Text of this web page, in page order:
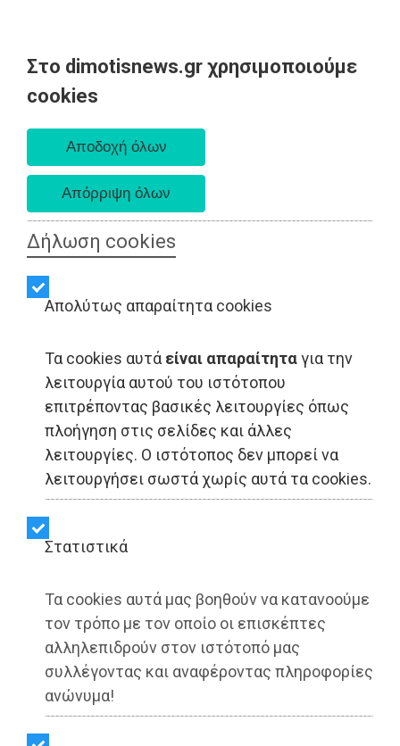
Στο dimotisnews.gr χρησιμοποιούμε
cookies
Δήλωση cookies
Απολύτως απαραίτητα cookies
Τα cookies αυτά είναι απαραίτηταγια την
λειτουργία αυτού του ιστότοπου
επιτρέποντας βασικές λειτουργίες όπως
πλοήγηση στις σελίδες και άλλες
λειτουργίες. Ο ιστότοπος δεν μπορεί να
λειτουργήσει σωστά χωρίς αυτά τα cookies.
Στατιστικά
Τα cookies αυτά μας βοηθούν να κατανοούμε
τον τρόπο με τον οποίο οι επισκέπτες
αλληλεπιδρούν στον ιστότοπό μας
συλλέγοντας και αναφέροντας πληροφορίες
ανώνυμα!
ΑΥΤΟΔΙΟΙΚΗΣΗ - Αθήνα
Χάρης Δούκας: «Εννέα
δισεκατομμύρια
πλεόνασμα και τίποτα
στους Δήμους»
Share:
Dimotisnews | 31/10/2025 - 18:46
▶️ Ακούστε το κείμενο